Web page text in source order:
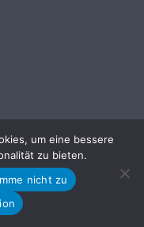
um eine bessere
zu bieten.
nicht zu